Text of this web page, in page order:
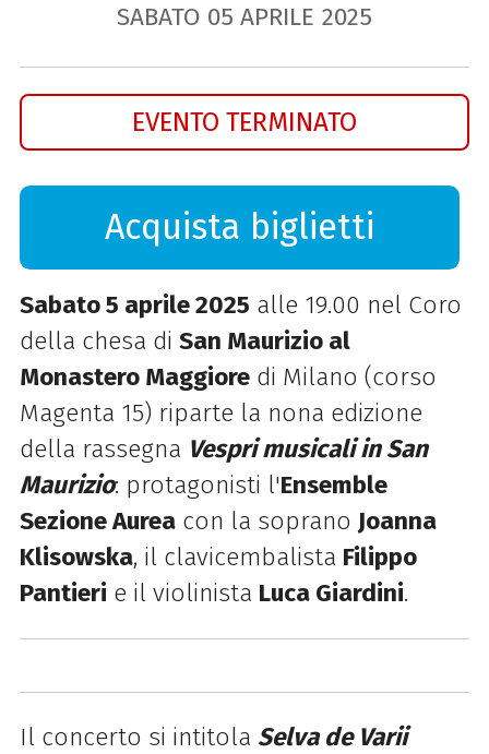
SABATO 05 APRILE 2025
EVENTO TERMINATO
Acquista biglietti
Sabato 5 aprile 2025 alle 19.00 nel Coro
della chesa di San Maurizio al
Monastero Maggioredi Milano (corso
Magenta 15) riparte la nona edizione
della rassegna Vespri musicali in San
Maurizio: protagonisti l'Ensemble
Sezione Aureacon la soprano Joanna
Klisowska, il clavicembalista Filippo
Pantieri e il violinista Luca Giardini.
Il concerto si intitola Selva de Varii